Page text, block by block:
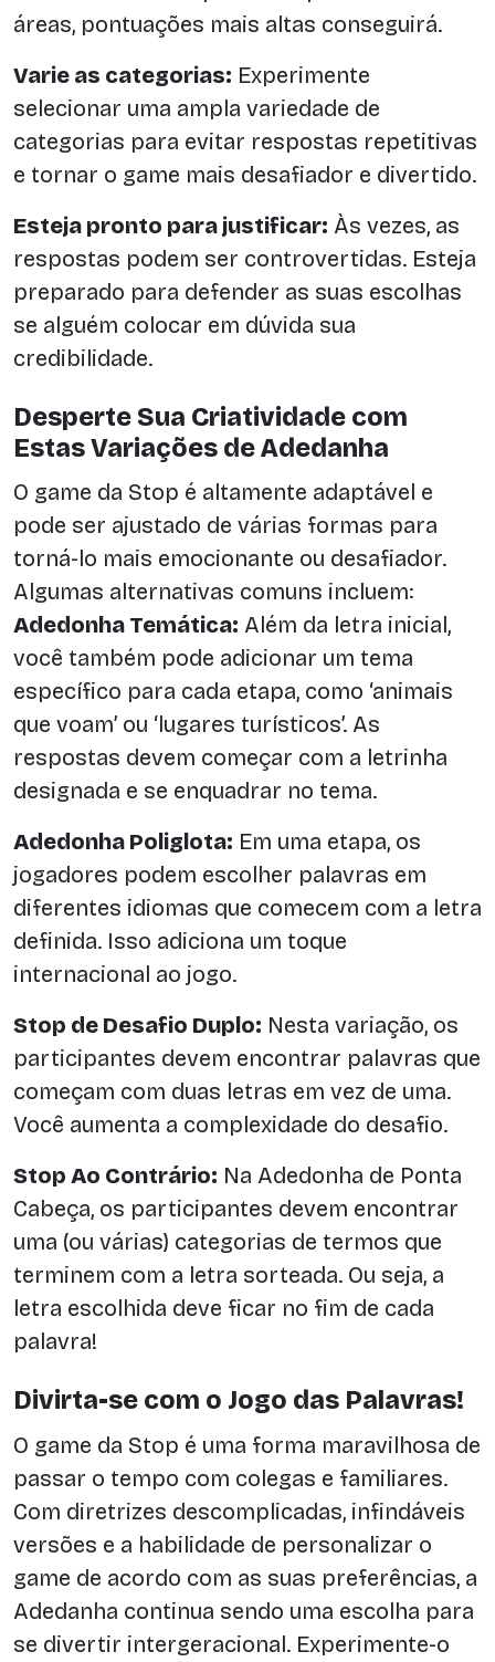
áreas, pontuações mais altas conseguirá.
Varie as categorias: Experimente
selecionar uma ampla variedade de
categorias para evitar respostas repetitivas
e tornar o game mais desafiador e divertido.
Esteja pronto para justificar: Às vezes, as
respostas podem ser controvertidas. Esteja
preparado para defender as suas escolhas
se alguém colocar em dúvida sua
credibilidade.
Desperte Sua Criatividade com
Estas Variações de Adedanha
O game da Stop é altamente adaptável e
pode ser ajustado de várias formas para
torná-lo mais emocionante ou desafiador.
Algumas alternativas comuns incluem:
Adedonha Temática: Além da letra inicial,
você também pode adicionar um tema
específico para cada etapa, como ‘animais
que voam’ ou ‘lugares turísticos’. As
respostas devem começar com a letrinha
designada e se enquadrar no tema.
Adedonha Poliglota: Em uma etapa, os
jogadores podem escolher palavras em
diferentes idiomas que comecem com a letra
definida. Isso adiciona um toque
internacional ao jogo.
Stop de Desafio Duplo: Nesta variação, os
participantes devem encontrar palavras que
começam com duas letras em vez de uma.
Você aumenta a complexidade do desafio.
Stop Ao Contrário: Na Adedonha de Ponta
Cabeça, os participantes devem encontrar
uma (ou várias) categorias de termos que
terminem com a letra sorteada. Ou seja, a
letra escolhida deve ficar no fim de cada
palavra!
Divirta-se com o Jogo das Palavras!
O game da Stop é uma forma maravilhosa de
passar o tempo com colegas e familiares.
Com diretrizes descomplicadas, infindáveis
versões e a habilidade de personalizar o
game de acordo com as suas preferências, a
Adedanha continua sendo uma escolha para
se divertir intergeracional. Experimente-o